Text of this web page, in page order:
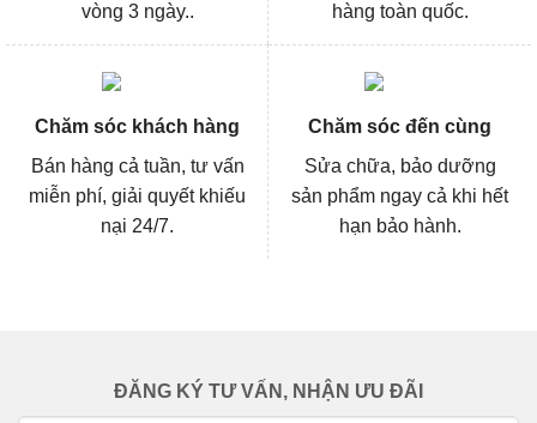
vòng 3 ngày..
hàng toàn quốc.
Chăm sóc khách hàng
Bán hàng cả tuần, tư vấn
miễn phí, giải quyết khiếu
nại 24/7.
Chăm sóc đến cùng
Sửa chữa, bảo dưỡng
sản phẩm ngay cả khi hết
hạn bảo hành.
ĐĂNG KÝ TƯ VẤN, NHẬN ƯU ĐÃI